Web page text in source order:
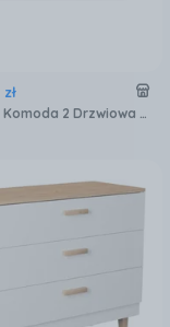
zł
Ml Meble Komoda 2 Drzwiowa Z 4 Szufladami Modesto 04 Dąb Stylowy Czarny